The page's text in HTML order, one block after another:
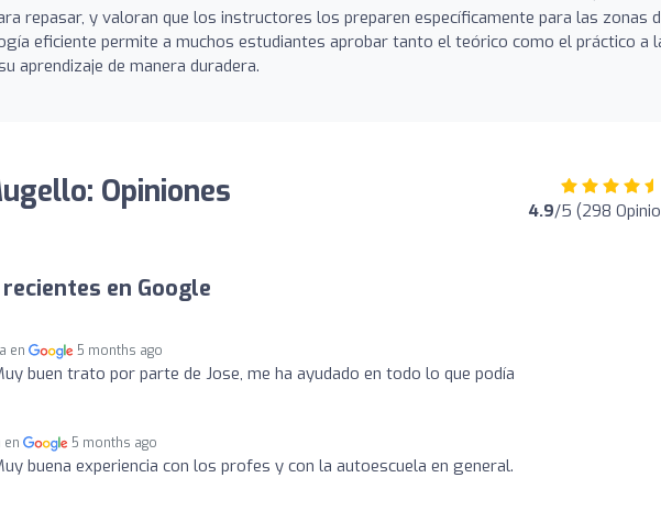
repasar, y valoran que los instructores los preparen específicamente para las zonas
eficiente permite a muchos estudiantes aprobar tanto el teórico como el práctico a
aprendizaje de manera duradera.
Opiniones 4.9/5 (298
en Google
en 5 months ago
buen trato por parte de Jose, me ha ayudado en todo lo que podía
en 5 months ago
buena experiencia con los profes y con la autoescuela en general.